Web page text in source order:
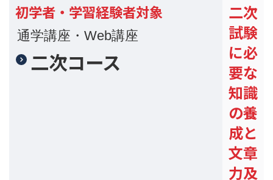
初学者・学習経験者対象
通学講座・Web講座
二次コース
二次
試験
に必
要な
知識
の養
成と
文章
力及